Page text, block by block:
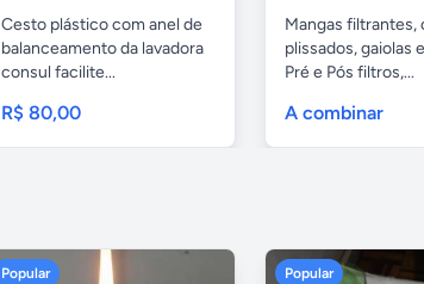
Cesto plástico com anel de
balanceamento da lavadora
consul facilite...
R$ 80,00
Mangas filtrantes,
plissados, gaiolas
Pré e Pós filtros,...
A combinar
Popular Popular